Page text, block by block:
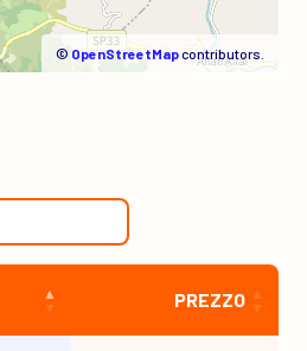
© OpenStreetMapcontributors.
PREZZO